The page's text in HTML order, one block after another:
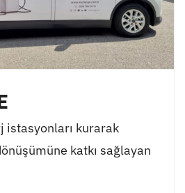
istasyonları kurarak
katkı sağlayan